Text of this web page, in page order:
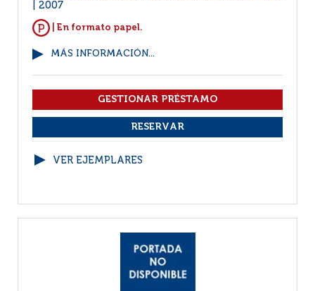
2007
| En formato papel.
MÁS INFORMACIÓN...
VER EJEMPLARES